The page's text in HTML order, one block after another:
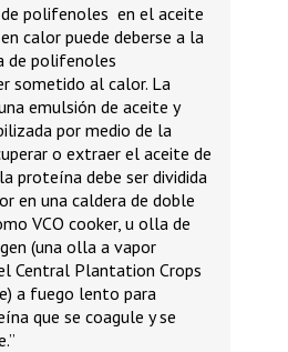
polifenoles en el aceite
calor puede deberse a la
de polifenoles
sometido al calor. La
emulsión de aceite y
por medio de la
o extraer el aceite de
proteína debe ser dividida
en una caldera de doble
VCO cooker, u olla de
(una olla a vapor
Central Plantation Crops
a fuego lento para
que se coagule y se